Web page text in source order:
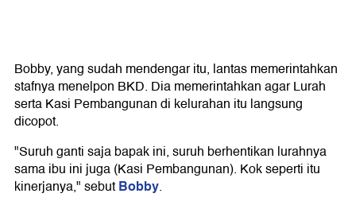
Bobby, yang sudah mendengar itu, lantas memerintahkan
stafnya menelpon BKD. Dia memerintahkan agar Lurah
serta Kasi Pembangunan di kelurahan itu langsung
dicopot.
"Suruh ganti saja bapak ini, suruh berhentikan lurahnya
sama ibu ini juga (Kasi Pembangunan). Kok seperti itu
kinerjanya," sebutBobby.